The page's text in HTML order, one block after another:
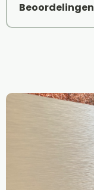
Beoordelingen